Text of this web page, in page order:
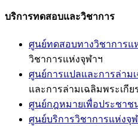
บริการทดสอบและวิชาการ
ศูนย์ทดสอบทางวิชาการแ
วิชาการแห่งจุฬาฯ
ศูนย์การแปลและการล่าม
และการล่ามเฉลิมพระเกีย
ศูนย์กฎหมายเพื่อประชาช
ศูนย์บริการวิชาการแห่งจุ